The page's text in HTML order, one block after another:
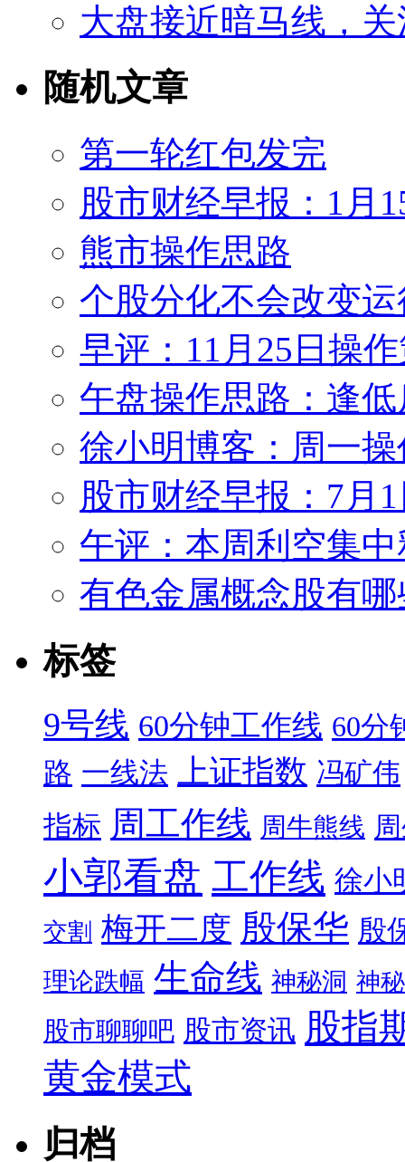
大盘接近暗马线，
随机文章
第一轮红包发完
股市财经早报：1月
熊市操作思路
个股分化不会改变
早评：11月25日操
午盘操作思路：逢
徐小明博客：周一
股市财经早报：7月
午评：本周利空集
有色金属概念股有
标签
9号线 60分钟工作线 60分
路 一线法 上证指数 冯矿伟
指标 周工作线 周牛熊线
小郭看盘 工作线 徐小
交割 梅开二度 殷保华 殷
理论跌幅 生命线 神秘洞 神
股市聊聊吧 股市资讯 股指
黄金模式
归档